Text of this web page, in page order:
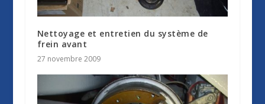
Nettoyage et entretien du système de
frein avant
27 novembre 2009